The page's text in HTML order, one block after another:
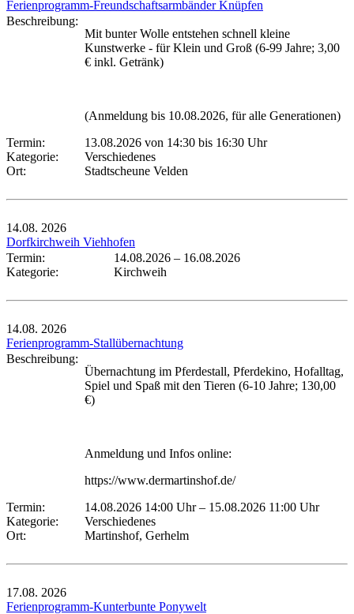
Ferienprogramm-Freundschaftsarmbänder Knüpfen
Beschreibung:
Mit bunter Wolle entstehen schnell kleine
Kunstwerke - für Klein und Groß (6-99 Jahre; 3,00
€ inkl. Getränk)
(Anmeldung bis 10.08.2026, für alle Generationen)
Termin:
13.08.2026 von 14:30 bis 16:30 Uhr
Kategorie:
Verschiedenes
Ort:
Stadtscheune Velden
14.08. 2026
Dorfkirchweih Viehhofen
Termin:
14.08.2026 – 16.08.2026
Kategorie:
Kirchweih
14.08. 2026
Ferienprogramm-Stallübernachtung
Beschreibung:
Übernachtung im Pferdestall, Pferdekino, Hofalltag,
Spiel und Spaß mit den Tieren (6-10 Jahre; 130,00
€)
Anmeldung und Infos online:
https://www.dermartinshof.de/
Termin:
14.08.2026 14:00 Uhr– 15.08.2026 11:00 Uhr
Kategorie:
Verschiedenes
Ort:
Martinshof, Gerhelm
17.08. 2026
Ferienprogramm-Kunterbunte Ponywelt